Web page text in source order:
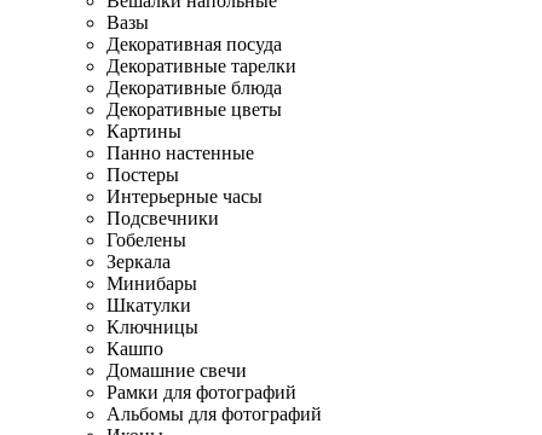
Вазы
Декоративная посуда
Декоративные тарелки
Декоративные блюда
Декоративные цветы
Картины
Панно настенные
Постеры
Интерьерные часы
Подсвечники
Гобелены
Зеркала
Минибары
Шкатулки
Ключницы
Кашпо
Домашние свечи
Рамки для фотографий
Альбомы для фотографий